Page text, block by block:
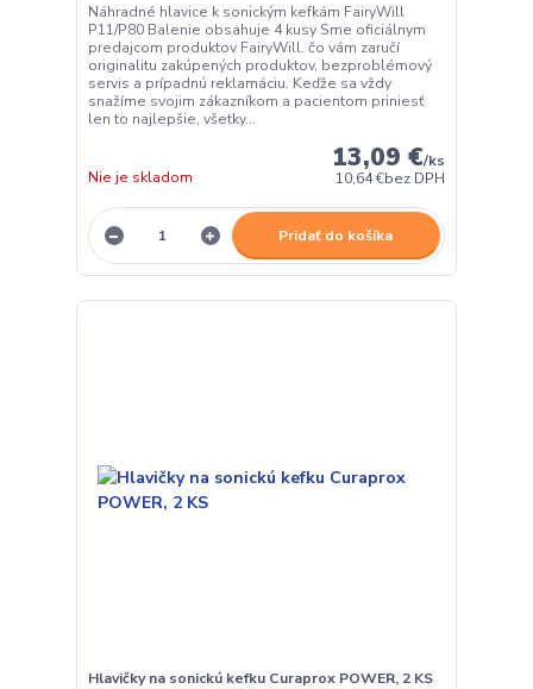
Náhradné hlavice k sonickým kefkám FairyWill
P11/P80 Balenie obsahuje 4 kusy Sme oficiálnym
predajcom produktov FairyWill. čo vám zaručí
originalitu zakúpených produktov, bezproblémový
servis a prípadnú reklamáciu. Keďže sa vždy
snažíme svojim zákazníkom a pacientom priniesť
len to najlepšie, všetky...
13,09 €/ks
10,64 €bez DPH
Nie je skladom
Pridať do košíka
Hlavičky na sonickú kefku Curaprox POWER, 2 KS